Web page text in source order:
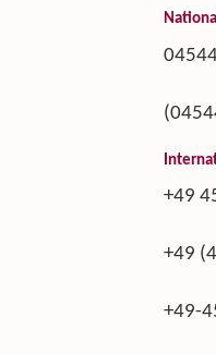
+49
+49
+49-